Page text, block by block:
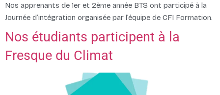
Nos apprenants de 1er et 2ème année BTS ont participé à la
Journée d’intégration organisée par l’équipe de CFI Formation.
Nos étudiants participent à la
Fresque du Climat